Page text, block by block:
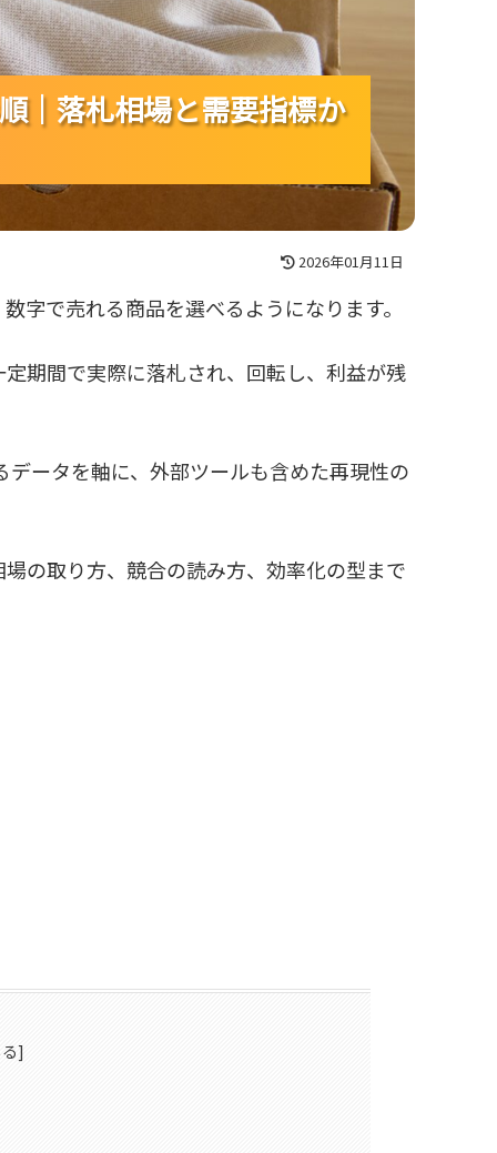
｜落札相場と需要指標か
｜落札相場と需要指標か
｜落札相場と需要指標か
2026年01月11日
字で売れる商品を選べるようになります。
期間で実際に落札され、回転し、利益が残
ータを軸に、外部ツールも含めた再現性の
の取り方、競合の読み方、効率化の型まで